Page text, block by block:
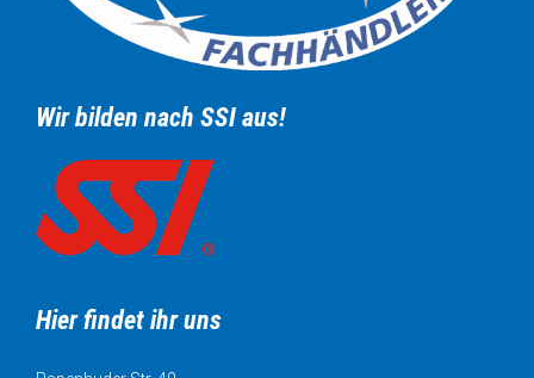
Wir bilden nach SSI aus!
Hier findet ihr uns